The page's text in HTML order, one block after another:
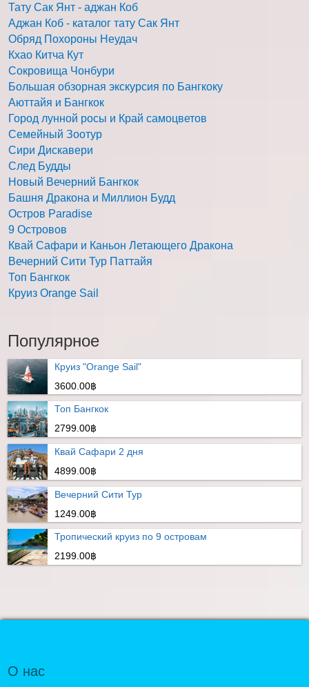
Тату Сак Янт - аджан Коб
Аджан Коб - каталог тату Сак Янт
Обряд Похороны Неудач
Кхао Китча Кут
Сокровища Чонбури
Большая обзорная экскурсия по Бангкоку
Аюттайя и Бангкок
Город лунной росы и Край самоцветов
Семейный Зоотур
Сири Дискавери
След Будды
Новый Вечерний Бангкок
Башня Дракона и Миллион Будд
Остров Paradise
9 Островов
Квай Сафари и Каньон Летающего Дракона
Вечерний Сити Тур Паттайя
Топ Бангкок
Круиз Orange Sail
Популярное
Круиз "Orange Sail"
3600.00฿
Топ Бангкок
2799.00฿
Квай Сафари 2 дня
4899.00฿
Вечерний Сити Тур
1249.00฿
Тропический круиз по 9 островам
2199.00฿
О нас